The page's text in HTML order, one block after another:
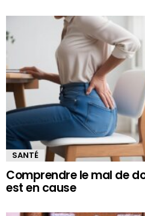
SANTÉ
Comprendre le mal de
est en cause